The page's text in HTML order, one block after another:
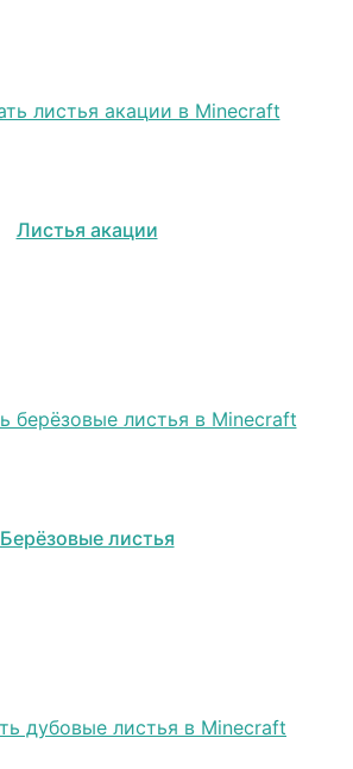
Листья акации
Берёзовые листья